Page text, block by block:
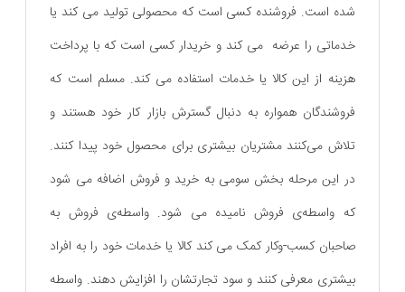
شده است. فروشنده کسی است که محصولی تولید می کند یا
خدماتی را عرضه می کند و خریدار کسی است که با پرداخت
هزینه از این کالا یا خدمات استفاده می کند. مسلم است که
فروشندگان همواره به دنبال گسترش بازار کار خود هستند و
تلاش می‌کنند مشتریان بیشتری برای محصول خود پیدا کنند.
در این مرحله بخش سومی به خرید و فروش اضافه می شود
که واسطه‌ی فروش نامیده می شود. واسطه‌ی فروش به
صاحبان کسب-وکار کمک می کند کالا یا خدمات خود را به افراد
بیشتری معرفی کنند و سود تجارتشان را افزایش دهند. واسطه